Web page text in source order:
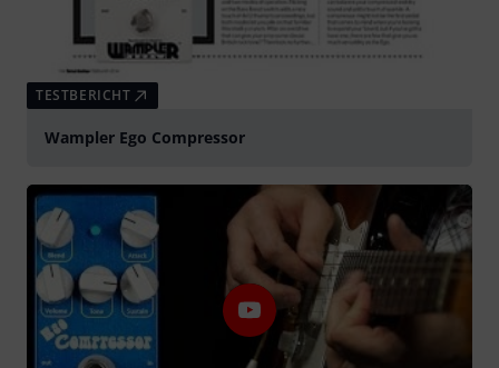
TESTBERICHT
Wampler Ego Compressor